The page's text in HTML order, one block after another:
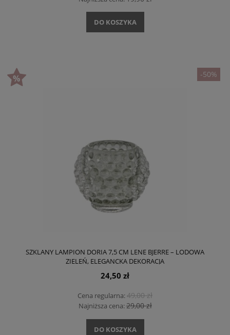
DO KOSZYKA
SZKLANY LAMPION DORIA 7,5 CM LENE BJERRE – LODOWA
ZIELEŃ, ELEGANCKA DEKORACJA
24,50 zł
Cena regularna:49,00 zł
Najniższa cena:29,00 zł
DO KOSZYKA
-50%